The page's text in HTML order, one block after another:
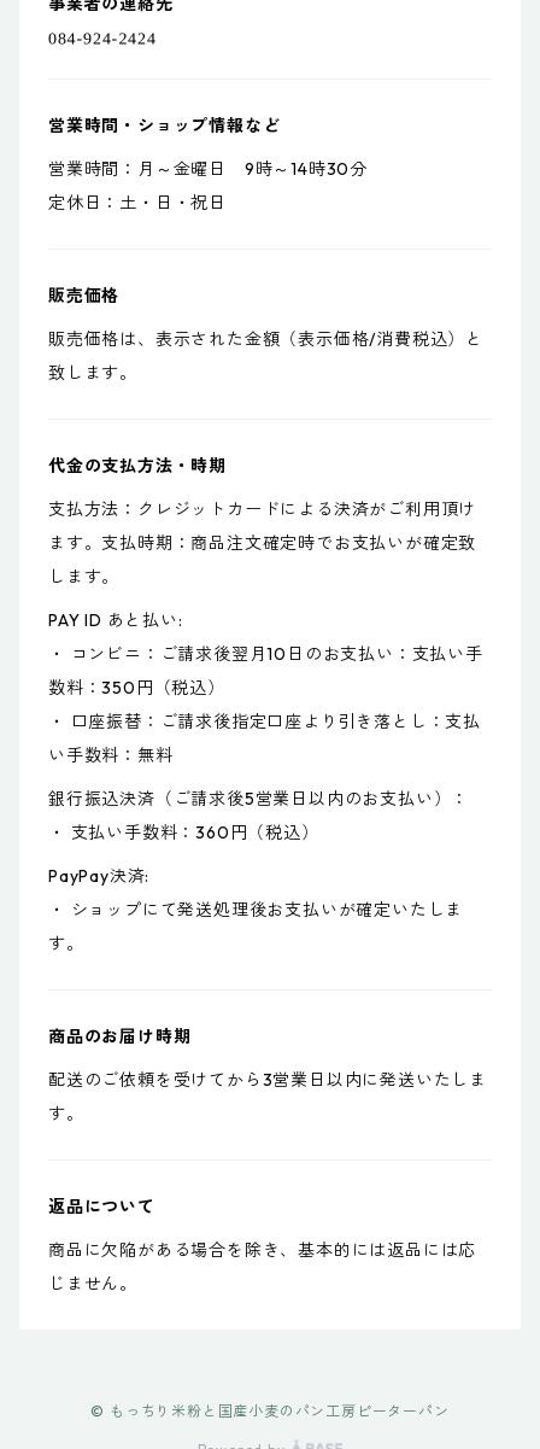
営業時間・ショップ情報など
営業時間：月～金曜日 9時～14時30分
定休日：土・日・祝日
販売価格
販売価格は、表示された金額（表示価格/消費税込）と
致します。
代金の支払方法・時期
支払方法：クレジットカードによる決済がご利用頂け
ます。支払時期：商品注文確定時でお支払いが確定致
します。
PAY ID あと払い:
・ コンビニ：ご請求後翌月10日のお支払い：支払い手
数料：350円（税込）
・ 口座振替：ご請求後指定口座より引き落とし：支払
い手数料：無料
銀行振込決済（ご請求後5営業日以内のお支払い）：
・ 支払い手数料：360円（税込）
PayPay決済:
・ ショップにて発送処理後お支払いが確定いたしま
す。
商品のお届け時期
配送のご依頼を受けてから3営業日以内に発送いたしま
す。
返品について
商品に欠陥がある場合を除き、基本的には返品には応
じません。
© もっちり米粉と国産小麦のパン工房ピーターパン